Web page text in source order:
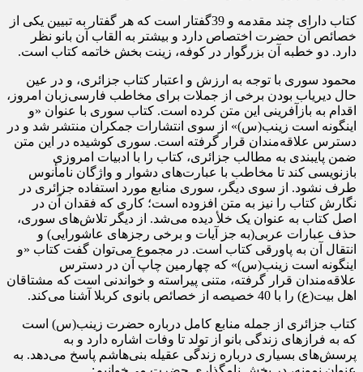
کتاب دارای چند مقدمه و 39گفتار است که هر گفتار به تبیین یکی از
خصائص آن حضرت اختصاص دارد و بیشتر به القاب آن بانو نظر
دارد. دو خطبه آن بزرگوار در کوفه، زینت بخش خاتمه کتاب است.
محمود سوری با توجه به ارزش و اعتبار کتاب جزائری، و در عین
حال دیریاب بودن برخی از جملات برای مخاطب فارسی‌زبان امروز،
اقدام به بازآفرینی این متن کرده است. کتاب سوری با عنوان «و
اینگونه است زینب(س)» از سوی انتشارات جمکران منتشر شد و در
دسترس علاقه‌مندان قرار گرفته است. سوری کوشیده در این متن
ضمن پایبندی به مطالب جزائری، کتاب را با ادبیات امروزی
بازنویسی کند تا مخاطب با عبارت‌های دشوار و واژگان نامأنوس
طرف نشود. از سوی دیگر، سوری منابع مورد استفاده جزائری در
نگارش کتاب را نیز به متن افزوده است؛ کاری که فقدان آن در
اصل کتاب به عنوان یک خلأ دیده می‌شد. از دیگر تلاش‌های سوری،
حذف عبارات عربی(به جز آیات و برخی رجزهای عاشورایی) و
انتقال آن به پاورقی کتاب است. در مجموع می‌توان گفت کتاب «و
اینگونه است زینب(س)» که چهارمین چاپ آن در دسترس
علاقه‌مندان قرار گرفته، متنی پیراسته و خواندنی است که مشتاقان
اهل بیت(ع) را با 40 خصیصه از خصائص بانوی کربلا آشنا می‌کند.
کتاب جزائری از جمله منابع کامل درباره حضرت زینب(س) است
که به فرازهای زندگی بانو از تولد تا وفات اشاره دارد و به
پرسش‌های بسیاری درباره زندگی عقیله بنی‌هاشم پاسخ می‌دهد. به